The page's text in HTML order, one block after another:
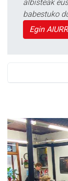
albisteak
babestuko
Egin